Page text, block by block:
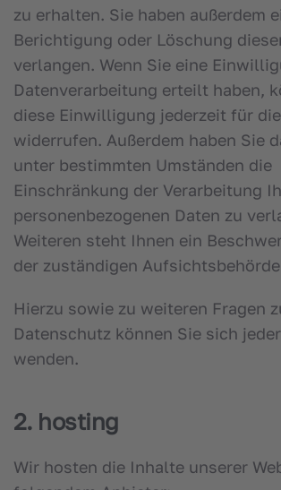
zu erhalten. Sie haben außerdem
Berichtigung oder Löschung
verlangen. Wenn Sie eine
Datenverarbeitung erteilt haben,
diese Einwilligung jederzeit für
widerrufen. Außerdem haben Sie
unter bestimmten Umständen die
Einschränkung der Verarbeitung
personenbezogenen Daten zu
Weiteren steht Ihnen ein
der zuständigen
Hierzu sowie zu weiteren Fragen
Datenschutz können Sie sich
wenden.
2. hosting
Wir hosten die Inhalte unserer